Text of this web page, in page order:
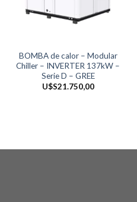
BOMBA de calor – Modular
Chiller – INVERTER 137kW –
Serie D – GREE
U$S21.750,00